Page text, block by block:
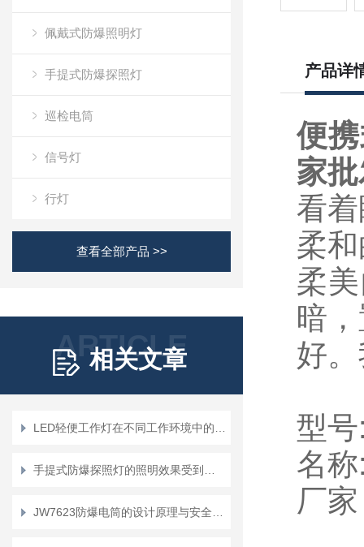
佩戴式防爆照明灯
手提式防爆探照灯
巡检电筒
信号灯
行灯
查看全部产品 >>
ARTICLE
相关文章
产品详
便
家
看
柔
柔
暗
好
型号
名称
厂